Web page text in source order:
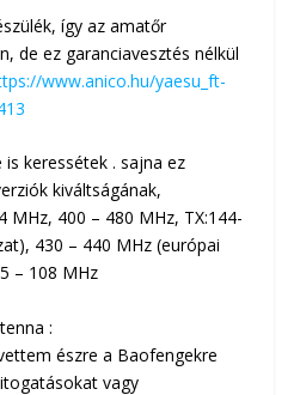
így az amatőr
de ez garanciavesztés nélkül
www.anico.hu/yaesu_ft-
is keressétek . sajna ez
kiváltságának,
MHz, 400 – 480 MHz, TX:144-
430 – 440 MHz (európai
– 108 MHz
:
észre a Baofengekre
vagy